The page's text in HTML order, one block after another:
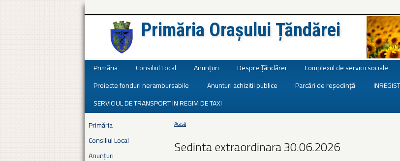
Primăria Orașului Țăndărei
Primăria Consiliul Local Anunțuri Despre Țăndărei Complexul de servicii sociale
Proiecte fonduri nerambursabile
Anunturi achizitii publice Parcări de reședință
SERVICIUL DE TRANSPORT IN REGIM DE TAXI
Primăria
Consiliul Local
Anunțuri
Eşti aici
Acasă
Sedinta extraordinara 30.06.2026